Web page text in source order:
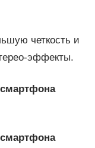
четкость и
эффекты.